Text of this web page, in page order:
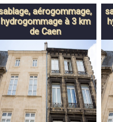
aérogommage,
hydrogommage à 3 km
de Caen